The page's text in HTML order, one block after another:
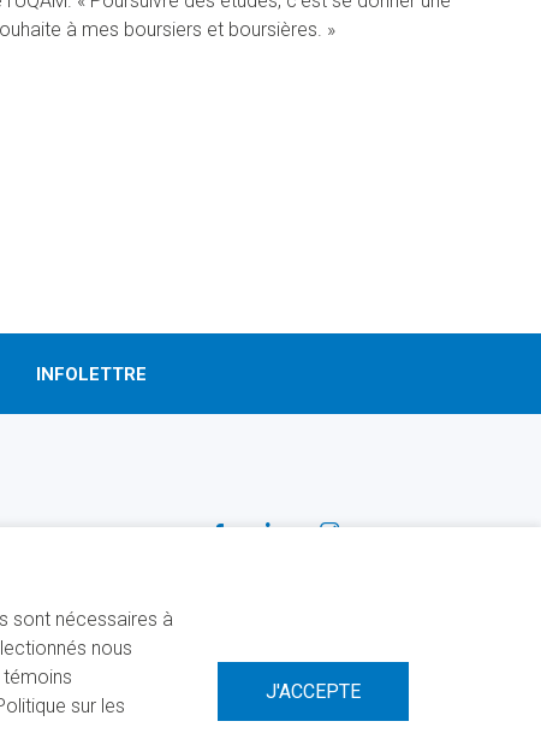
à mes boursiers et boursières. »
INFOLETTRE
SUIVEZ-NOUS!
sont nécessaires à
nous
témoins
sur les